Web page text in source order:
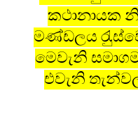
කථානායක
මණ්ඩලය
මෙවැනි
එවැනි